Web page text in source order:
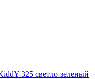
325 светло-зеленый